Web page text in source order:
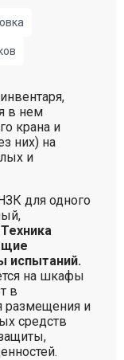
в нем
крана и
них) на
и
для одного
испытаний.
на шкафы
в
размещения и
средств